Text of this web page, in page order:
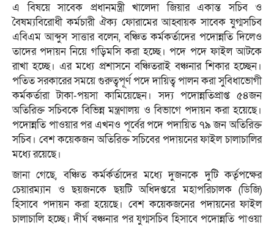
এ বিষয়ে সাবেক প্রধানমন্ত্রী খালেদা জিয়ার একান্ত সচিব ও
বৈষম্যবিরোধী কর্মচারী ঐক্য ফোরামের আহ্বায়ক সাবেক যুগ্মসচিব
এবিএম আব্দুস সাত্তার বলেন, বঞ্চিত কর্মকর্তাদের পদোন্নতি দিলেও
তাদের পদায়ন নিয়ে গড়িমসি করা হচ্ছে। পদে পদে ফাইল আটকে
রাখা হচ্ছে। এর মধ্যে প্রশাসনে বঞ্চিতরাই বঞ্চনার শিকার হচ্ছেন।
পতিত সরকারের সময়ে গুরুত্বপূর্ণ পদে দায়িত্ব পালন করা সুবিধাভোগী
কর্মকর্তারা টাকা-পয়সা কামিয়েছেন। সদ্য পদোন্নতিপ্রাপ্ত ৫৪জন
অতিরিক্ত সচিবকে বিভিন্ন মন্ত্রণালয় ও বিভাগে পদায়ন করা হয়েছে।
পদোন্নতি পাওয়ার পর এখনও পূর্বের পদে পদায়িত ৭৯ জন অতিরিক্ত
সচিব। বেশ কয়েকজন অতিরিক্ত সচিবের পদায়নের ফাইল চালাচালির
মধ্যে রয়েছে।
জানা গেছে, বঞ্চিত কর্মর্কর্তাদের মধ্যে দুজনকে দুটি কর্তৃপক্ষের
চেয়ারম্যান ও ছয়জনকে ছয়টি অধিদপ্তরে মহাপরিচালক (ডিজি)
হিসাবে পদায়ন করা হয়েছে। বেশ কয়েকজনের পদায়নের ফাইল
চালাচালি হচ্ছে। দীর্ঘ বঞ্চনার পর যুগ্মসচিব হিসাবে পদোন্নতি পাওয়া